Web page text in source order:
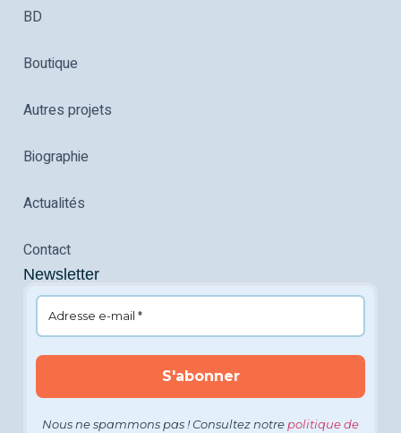
BD
Boutique
Autres projets
Biographie
Actualités
Contact
Newsletter
Nous ne spammons pas ! Consultez notrepolitique de